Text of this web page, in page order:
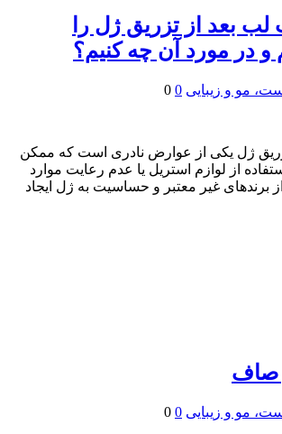
بعد از تزریق ژل را
در مورد آن چه کنیم؟
مو و زیبایی 0
0
ژل یکی از عوارض نادری است که ممکن
از لوازم استریل یا عدم رعایت موارد
برندهای غیر معتبر و حساسیت به ژل ایجاد
صاف
مو و زیبایی 0
0